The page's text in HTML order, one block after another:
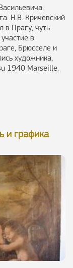
Н.В. Кричевский
в Прагу, чуть
в
Брюсселе и
художника,
1940 Marseille.
и графика